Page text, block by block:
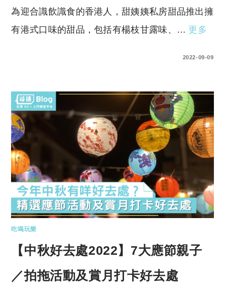
為迎合識飲識食的香港人，甜姨姨私房甜品推出擁
有港式口味的甜品，包括有楊枝甘露味、… 更多
2022-09-09
吃喝玩樂
【中秋好去處2022】7大應節親子
／拍拖活動及賞月打卡好去處